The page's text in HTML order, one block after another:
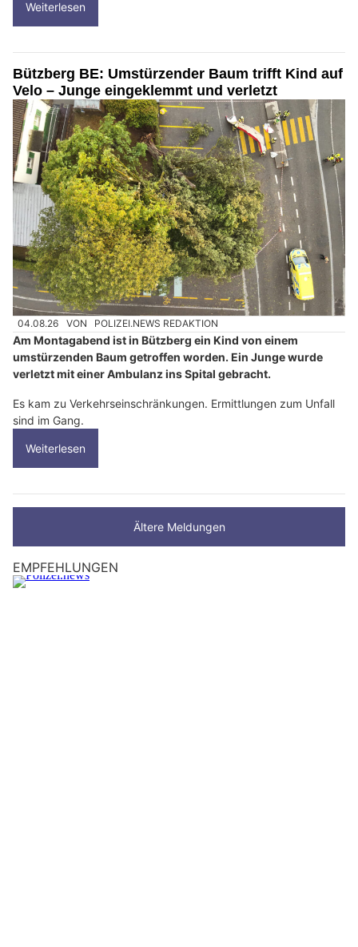
Weiterlesen
Bützberg BE: Umstürzender Baum trifft Kind auf
Velo – Junge eingeklemmt und verletzt
04.08.26 VON POLIZEI.NEWS REDAKTION
Am Montagabend ist in Bützberg ein Kind von einem
umstürzenden Baum getroffen worden. Ein Junge wurde
verletzt mit einer Ambulanz ins Spital gebracht.
Es kam zu Verkehrseinschränkungen. Ermittlungen zum Unfall
sind im Gang.
Weiterlesen
Ältere Meldungen
EMPFEHLUNGEN